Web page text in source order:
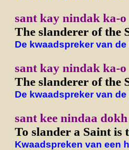
sant kay nindak ka-
The slanderer of the
De kwaadspreker van de
sant kay nindak ka-o
The slanderer of the
De kwaadspreker van
sant kee nindaa
To slander a Saint is
Kwaadspreken van een